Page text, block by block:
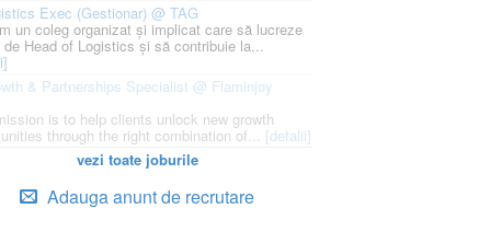
Exec (Gestionar) @ TAG
un coleg organizat și implicat care să lucreze
de Head of Logistics și să contribuie la...
& Partnerships Specialist @ Flaminjoy
is to help clients unlock new growth
through the right combination of... [detalii]
vezi toate joburile
Adauga anunt de recrutare